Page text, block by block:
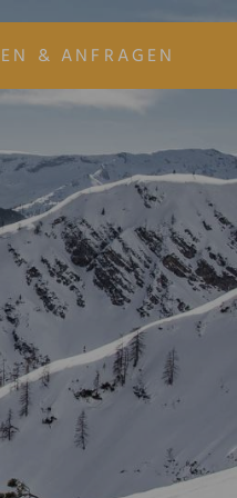
& ANFRAGEN
07
AUG
BUCHEN
ANFRAGEN